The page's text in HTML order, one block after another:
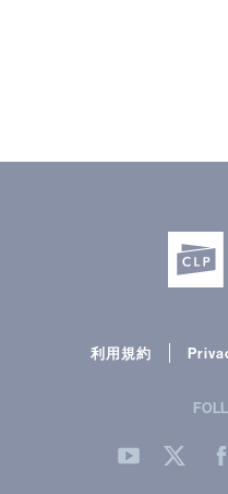
市民と
利用規約